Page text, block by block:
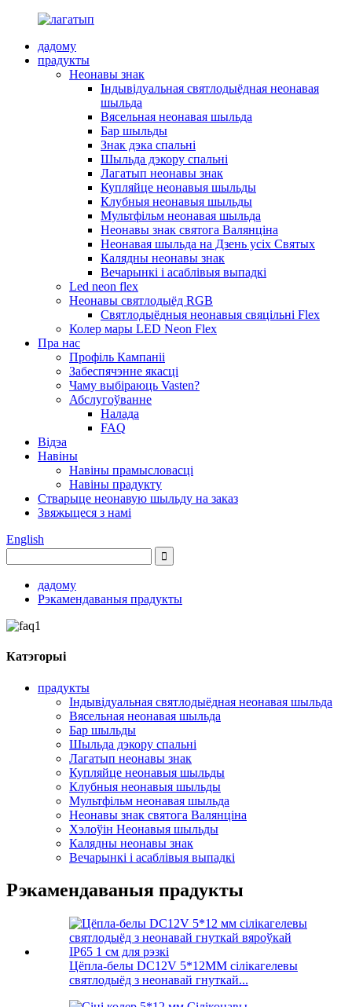
дадому
прадукты
Неонавы знак
Індывідуальная святлодыёдная неонавая
шыльда
Вясельная неонавая шыльда
Бар шыльды
Знак дэка спальні
Шыльда дэкору спальні
Лагатып неонавы знак
Купляйце неонавыя шыльды
Клубныя неонавыя шыльды
Мультфільм неонавая шыльда
Неонавы знак святога Валянціна
Неонавая шыльда на Дзень усіх Святых
Калядны неонавы знак
Вечарынкі і асаблівыя выпадкі
Led neon flex
Неонавы святлодыёд RGB
Святлодыёдныя неонавыя свяцільні Flex
Колер мары LED Neon Flex
Пра нас
Профіль Кампаніі
Забеспячэнне якасці
Чаму выбіраюць Vasten?
Абслугоўванне
Налада
FAQ
Відэа
Навіны
Навіны прамысловасці
Навіны прадукту
Стварыце неонавую шыльду на заказ
Звяжыцеся з намі
English
дадому
Рэкамендаваныя прадукты
Катэгорыі
прадукты
Індывідуальная святлодыёдная неонавая шыльда
Вясельная неонавая шыльда
Бар шыльды
Шыльда дэкору спальні
Лагатып неонавы знак
Купляйце неонавыя шыльды
Клубныя неонавыя шыльды
Мультфільм неонавая шыльда
Неонавы знак святога Валянціна
Хэлоўін Неонавыя шыльды
Калядны неонавы знак
Вечарынкі і асаблівыя выпадкі
Рэкамендаваныя прадукты
Цёпла-белы DC12V 5*12MM сілікагелевы
святлодыёд з неонавай гнуткай...